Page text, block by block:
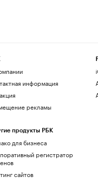
информация
рекламы
продукты РБК
для бизнеса
регистратор
сайтов